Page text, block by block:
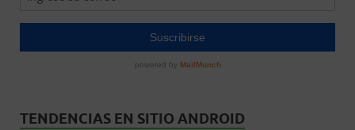
TENDENCIAS EN SITIO ANDROID